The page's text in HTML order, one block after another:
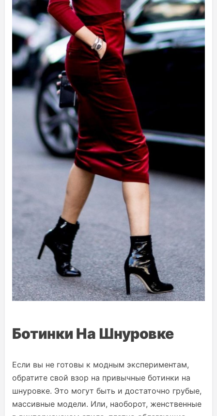
Ботинки На Шнуровке
Если вы не готовы к модным экспериментам,
обратите свой взор на привычные ботинки на
шнуровке. Это могут быть и достаточно грубые,
массивные модели. Или, наоборот, женственные